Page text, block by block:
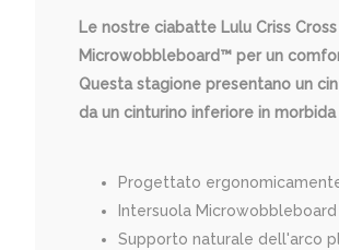
Le nostre ciabatte Lulu Criss
Microwobbleboard™ per un
Questa stagione presentano un
da un cinturino inferiore in
Progettato
Intersuola
Supporto naturale dell'arco